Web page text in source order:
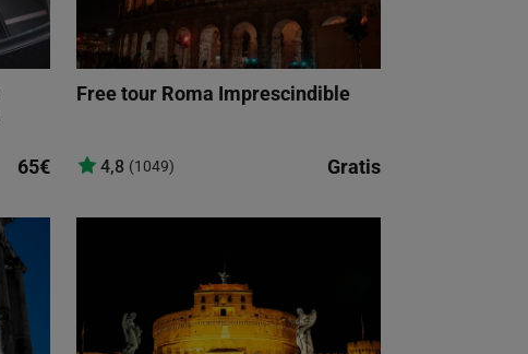
65€
Free tour Roma Imprescindible
4,8 (1049) Gratis